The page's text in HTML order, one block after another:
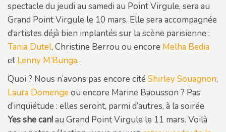
spectacle du jeudi au samedi au Point Virgule, sera au
Grand Point Virgule le 10 mars. Elle sera accompagnée
d’artistes déjà bien implantés sur la scène parisienne :
Tania Dutel, Christine Berrou ou encore Melha Bedia
et Lenny M’Bunga.
Quoi ? Nous n’avons pas encore cité Shirley Souagnon,
Laura Domengeou encore Marine Baousson ? Pas
d’inquiétude : elles seront, parmi d’autres, à la soirée
Yes she can!au Grand Point Virgule le 11 mars. Voilà